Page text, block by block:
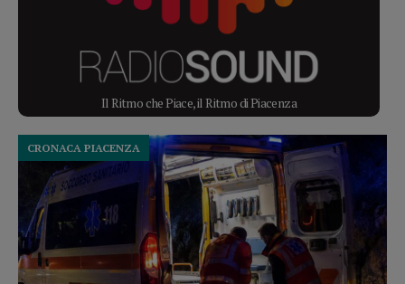
Il Ritmo che Piace, il Ritmo di Piacenza
CRONACA PIACENZA